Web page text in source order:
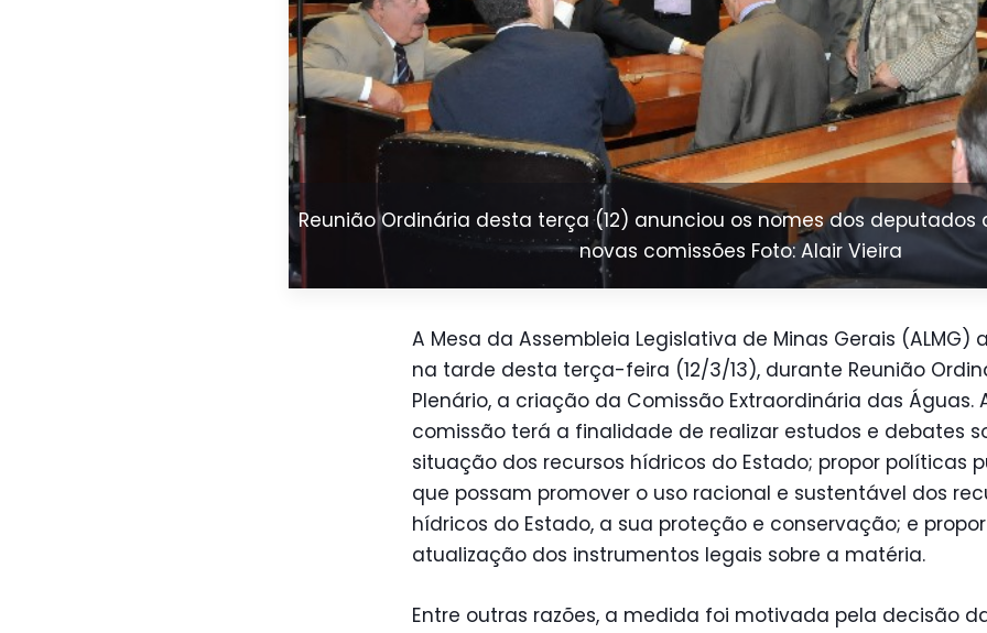
Reunião Ordinária desta terça (12) anunciou os nomes dos deputados
novas comissões Foto: Alair Vieira
A Mesa da Assembleia Legislativa de Minas Gerais (ALMG)
na tarde desta terça-feira (12/3/13), durante Reunião
Plenário, a criação da Comissão Extraordinária das Águas.
comissão terá a finalidade de realizar estudos e debates
situação dos recursos hídricos do Estado; propor políticas
que possam promover o uso racional e sustentável dos
hídricos do Estado, a sua proteção e conservação; e
atualização dos instrumentos legais sobre a matéria.
Entre outras razões, a medida foi motivada pela decisão